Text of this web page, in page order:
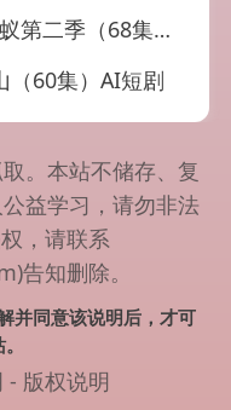
季（68集）AI短剧
（60集）AI短剧
。本站不储存、复
益学习，请勿非法
，请联系
告知删除。
并同意该说明后，才可
- 版权说明